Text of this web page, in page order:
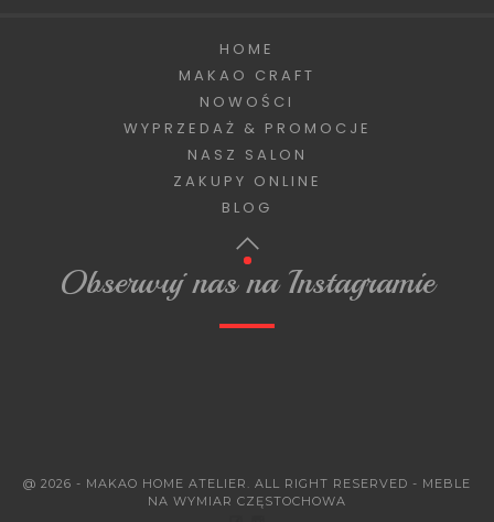
HOME
MAKAO CRAFT
NOWOŚCI
WYPRZEDAŻ & PROMOCJE
NASZ SALON
ZAKUPY ONLINE
BLOG
Obserwuj nas na Instagramie
@ 2026 - MAKAO HOME ATELIER. ALL RIGHT RESERVED - MEBLE
NA WYMIAR CZĘSTOCHOWA